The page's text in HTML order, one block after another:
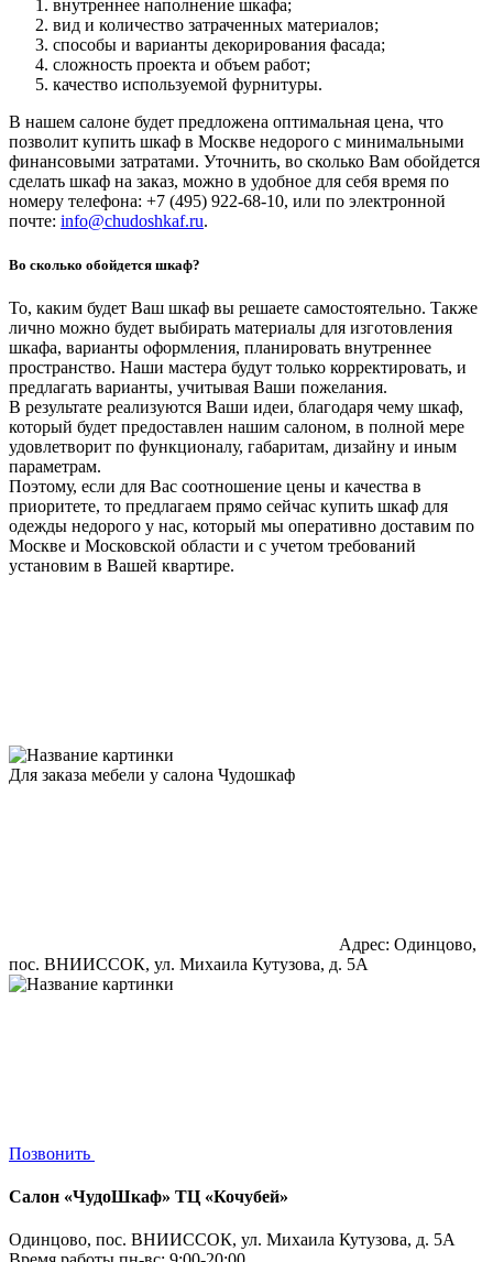
внутреннее наполнение шкафа;
вид и количество затраченных материалов;
способы и варианты декорирования фасада;
сложность проекта и объем работ;
качество используемой фурнитуры.
В нашем салоне будет предложена оптимальная цена, что
позволит купить шкаф в Москве недорого с минимальными
финансовыми затратами. Уточнить, во сколько Вам обойдется
сделать шкаф на заказ, можно в удобное для себя время по
номеру телефона: +7 (495) 922-68-10, или по электронной
почте: info@chudoshkaf.ru.
Во сколько обойдется шкаф?
То, каким будет Ваш шкаф вы решаете самостоятельно. Также
лично можно будет выбирать материалы для изготовления
шкафа, варианты оформления, планировать внутреннее
пространство. Наши мастера будут только корректировать, и
предлагать варианты, учитывая Ваши пожелания.
В результате реализуются Ваши идеи, благодаря чему шкаф,
который будет предоставлен нашим салоном, в полной мере
удовлетворит по функционалу, габаритам, дизайну и иным
параметрам.
Поэтому, если для Вас соотношение цены и качества в
приоритете, то предлагаем прямо сейчас купить шкаф для
одежды недорого у нас, который мы оперативно доставим по
Москве и Московской области и с учетом требований
установим в Вашей квартире.
Для заказа мебели у салона Чудошкаф
Адрес: Одинцово,
пос. ВНИИССОК, ул. Михаила Кутузова, д. 5А
Позвонить
Салон «ЧудоШкаф» ТЦ «Кочубей»
Одинцово, пос. ВНИИССОК, ул. Михаила Кутузова, д. 5А